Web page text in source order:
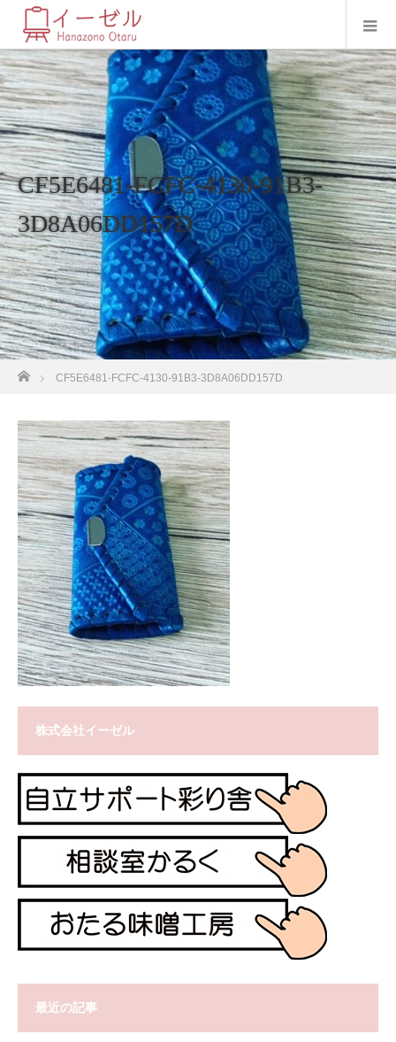
CF5E6481-FCFC-4130-91B3-
3D8A06DD157D
ホーム
CF5E6481-FCFC-4130-91B3-3D8A06DD157D
株式会社イーゼル
最近の記事